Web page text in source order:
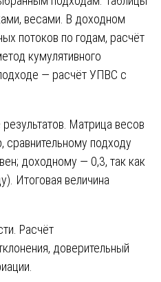
весами. В доходном
потоков по годам, расчёт
кумулятивного
— расчёт УПВС с
Матрица весов
подходу
доходному — 0,3, так как
Итоговая величина
Расчёт
доверительный